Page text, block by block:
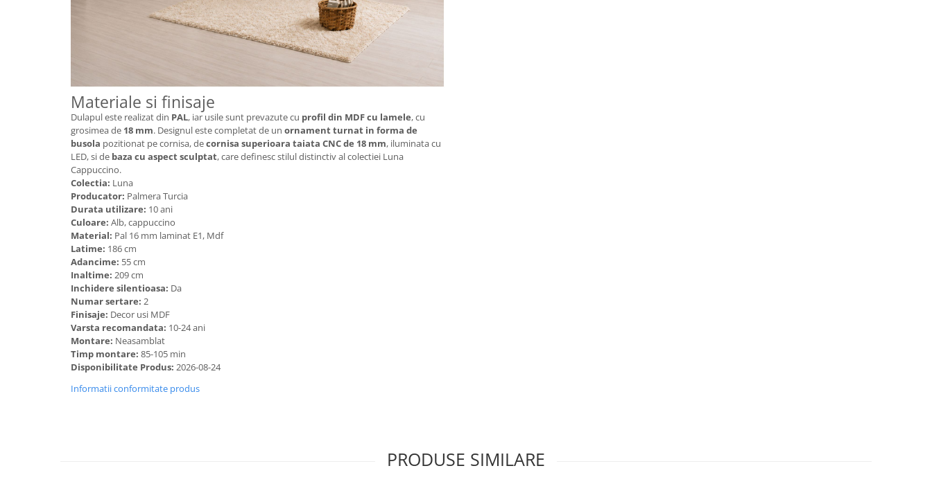
Materiale si finisaje
Dulapul este realizat din PAL, iar usile sunt prevazute cu profil din MDF cu lamele, cu
grosimea de 18 mm. Designul este completat de un ornament turnat in forma de
busola pozitionat pe cornisa, decornisa superioara taiata CNC de 18 mm, iluminata cu
LED, si de baza cu aspect sculptat, care definesc stilul distinctiv al colectiei Luna
Cappuccino.
Colectia: Luna
Producator: Palmera Turcia
Durata utilizare: 10 ani
Culoare: Alb, cappuccino
Material: Pal 16 mm laminat E1, Mdf
Latime: 186 cm
Adancime: 55 cm
Inaltime: 209 cm
Inchidere silentioasa: Da
Numar sertare: 2
Finisaje: Decor usi MDF
Varsta recomandata: 10-24 ani
Montare: Neasamblat
Timp montare: 85-105 min
Disponibilitate Produs: 2026-08-24
Informatii conformitate produs
PRODUSE SIMILARE